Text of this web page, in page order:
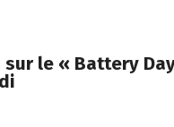
le « Battery